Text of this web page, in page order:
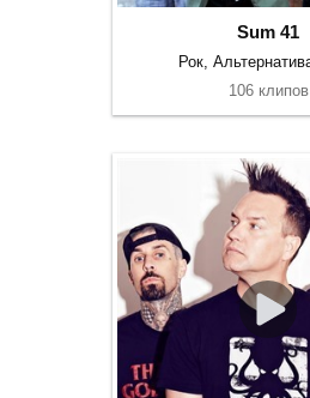
Sum 41
Рок,
106 клипов